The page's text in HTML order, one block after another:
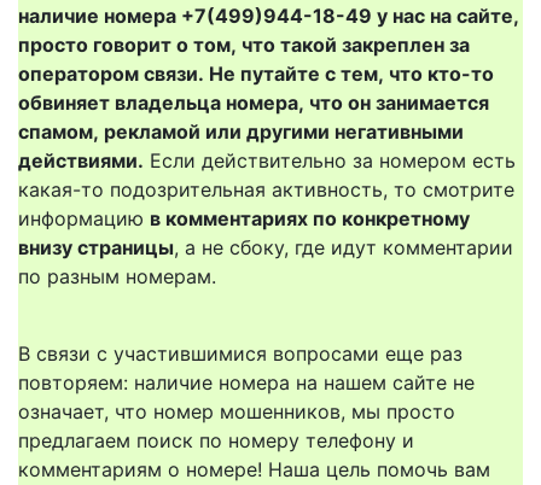
наличие номера +7(499)944-18-49 у нас на сайте,
просто говорит о том, что такой закреплен за
оператором связи. Не путайте с тем, что кто-то
обвиняет владельца номера, что он занимается
спамом, рекламой или другими негативными
действиями. Если действительно за номером есть
какая-то подозрительная активность, то смотрите
информацию в комментариях по конкретному
внизу страницы, а не сбоку, где идут комментарии
по разным номерам.
В связи с участившимися вопросами еще раз
повторяем: наличие номера на нашем сайте не
означает, что номер мошенников, мы просто
предлагаем поиск по номеру телефону и
комментариям о номере! Наша цель помочь вам